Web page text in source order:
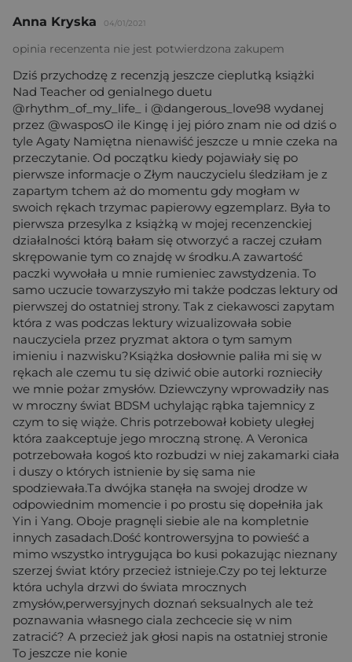
Anna Kryska 04/01/2021
opinia recenzenta nie jest potwierdzona zakupem
Dziś przychodzę z recenzją jeszcze cieplutką książki
Nad Teacher od genialnego duetu
@rhythm_of_my_life_ i @dangerous_love98 wydanej
przez @wasposO ile Kingę i jej pióro znam nie od dziś o
tyle Agaty Namiętna nienawiść jeszcze u mnie czeka na
przeczytanie. Od początku kiedy pojawiały się po
pierwsze informacje o Złym nauczycielu śledziłam je z
zapartym tchem aż do momentu gdy mogłam w
swoich rękach trzymac papierowy egzemplarz. Była to
pierwsza przesylka z książką w mojej recenzenckiej
działalności którą bałam się otworzyć a raczej czułam
skrępowanie tym co znajdę w środku.A zawartość
paczki wywołała u mnie rumieniec zawstydzenia. To
samo uczucie towarzyszyło mi także podczas lektury od
pierwszej do ostatniej strony. Tak z ciekawosci zapytam
która z was podczas lektury wizualizowała sobie
nauczyciela przez pryzmat aktora o tym samym
imieniu i nazwisku?Książka dosłownie paliła mi się w
rękach ale czemu tu się dziwić obie autorki roznieciły
we mnie pożar zmysłów. Dziewczyny wprowadziły nas
w mroczny świat BDSM uchylając rąbka tajemnicy z
czym to się wiąże. Chris potrzebował kobiety uległej
która zaakceptuje jego mroczną stronę. A Veronica
potrzebowała kogoś kto rozbudzi w niej zakamarki ciała
i duszy o których istnienie by się sama nie
spodziewała.Ta dwójka stanęła na swojej drodze w
odpowiednim momencie i po prostu się dopełniła jak
Yin i Yang. Oboje pragnęli siebie ale na kompletnie
innych zasadach.Dość kontrowersyjna to powieść a
mimo wszystko intrygująca bo kusi pokazując nieznany
szerzej świat który przecież istnieje.Czy po tej lekturze
która uchyla drzwi do świata mrocznych
zmysłów,perwersyjnych doznań seksualnych ale też
poznawania własnego ciala zechcecie się w nim
zatracić? A przecież jak głosi napis na ostatniej stronie
To jeszcze nie konie